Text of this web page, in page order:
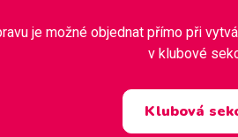
je možné objednat přímo při
v klubové
Klubová